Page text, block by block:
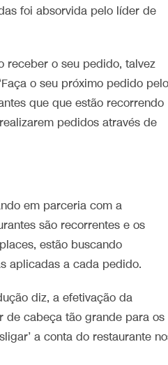
foi absorvida pelo líder de
receber o seu pedido, talvez
o seu próximo pedido pelo
que que estão recorrendo
pedidos através de
em parceria com a
são recorrentes e os
estão buscando
aplicadas a cada pedido.
diz, a efetivação da
de cabeça tão grande para os
a conta do restaurante